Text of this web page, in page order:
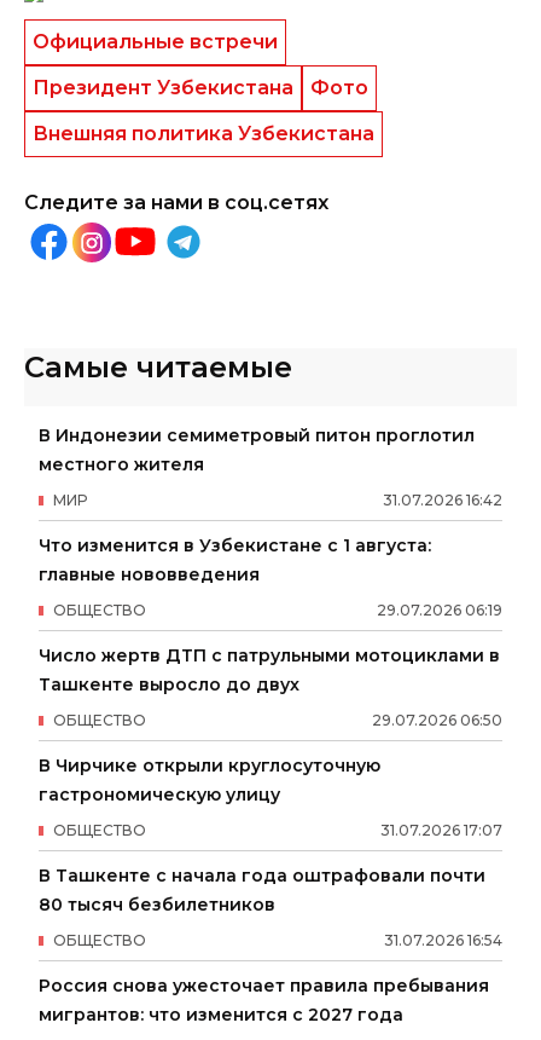
Официальные встречи
Президент Узбекистана
Фото
Внешняя политика Узбекистана
Следите за нами в соц.сетях
Самые читаемые
В Индонезии семиметровый питон проглотил
местного жителя
31.07.2026 16:42
МИР
Что изменится в Узбекистане с 1 августа:
главные нововведения
29.07.2026 06:19
ОБЩЕСТВО
Число жертв ДТП с патрульными мотоциклами в
Ташкенте выросло до двух
29.07.2026 06:50
ОБЩЕСТВО
В Чирчике открыли круглосуточную
гастрономическую улицу
31.07.2026 17:07
ОБЩЕСТВО
В Ташкенте с начала года оштрафовали почти
80 тысяч безбилетников
31.07.2026 16:54
ОБЩЕСТВО
Россия снова ужесточает правила пребывания
мигрантов: что изменится с 2027 года